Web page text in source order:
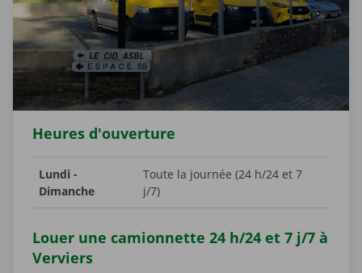
Heures d'ouverture
Lundi -
Dimanche
Toute la journée (24 h/24 et 7
j/7)
Louer une camionnette 24 h/24 et 7 j/7 à
Verviers